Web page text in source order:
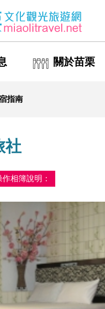
關於苗栗
指南
社
相簿說明：